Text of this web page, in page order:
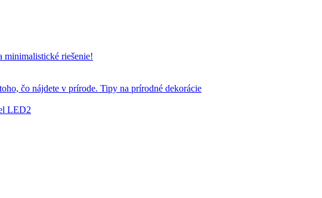
minimalistické riešenie!
čo nájdete v prírode. Tipy na prírodné dekorácie
LED2